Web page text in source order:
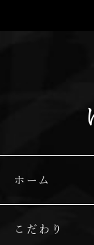
ホーム
こだわり